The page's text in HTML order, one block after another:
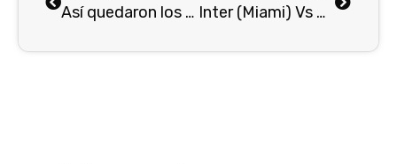
Así quedaron los directores técnicos en las categorías del fútbol Formativo de Atléticio Nacional Inter (Miami) Vs Atlético Nacional (Medellín) : El Partido de la Historia…